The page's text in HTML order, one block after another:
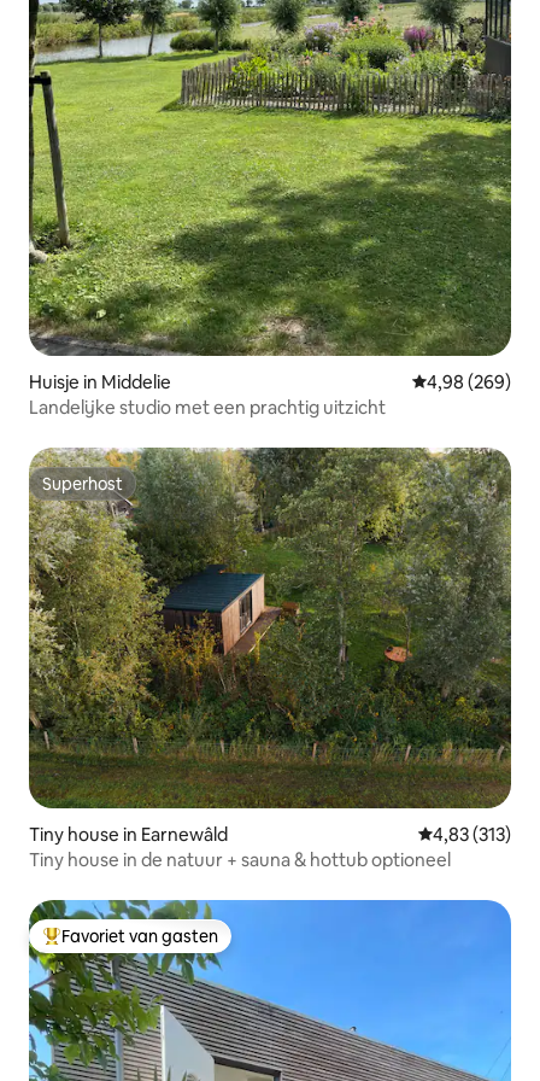
Huisje in Middelie Gemiddelde
4,98 (269)
Landelijke studio met een prachtig uitzicht
Superhost
Superhost
Tiny house in Earnewâld Gemiddelde
4,83 (313)
Tiny house in de natuur + sauna & hottub optioneel
Topfavoriet van gasten
Favoriet van gasten